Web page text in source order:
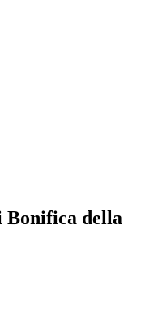
Bonifica della